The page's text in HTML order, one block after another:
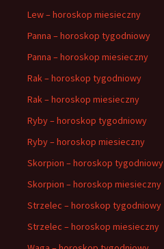
Lew – horoskop miesieczny
Panna – horoskop tygodniowy
Panna – horoskop miesieczny
Rak – horoskop tygodniowy
Rak – horoskop miesieczny
Ryby – horoskop tygodniowy
Ryby – horoskop miesieczny
Skorpion – horoskop tygodniowy
Skorpion – horoskop miesieczny
Strzelec – horoskop tygodniowy
Strzelec – horoskop miesieczny